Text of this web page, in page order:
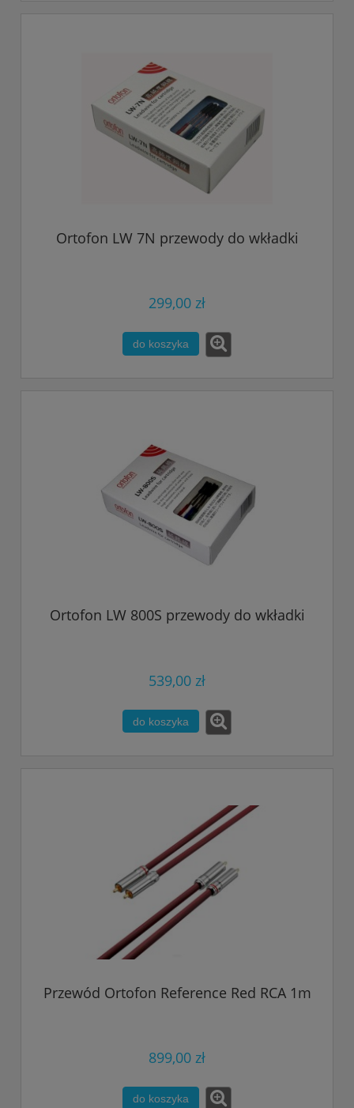
Ortofon LW 7N przewody do wkładki
299,00 zł
do koszyka
Ortofon LW 800S przewody do wkładki
539,00 zł
do koszyka
Przewód Ortofon Reference Red RCA 1m
899,00 zł
do koszyka